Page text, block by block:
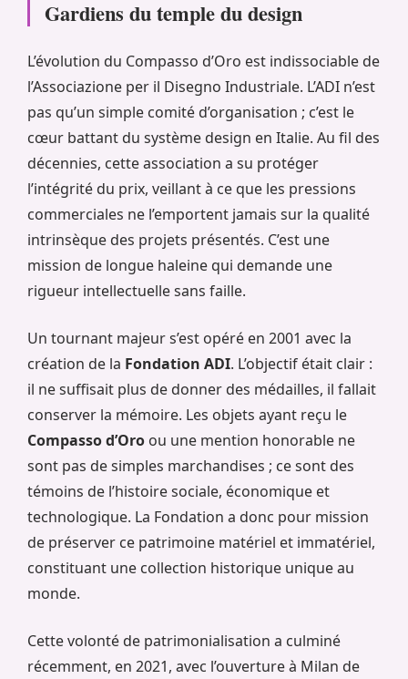
Gardiens du temple du design
L’évolution du Compasso d’Oro est indissociable de
l’Associazione per il Disegno Industriale. L’ADI n’est
pas qu’un simple comité d’organisation ; c’est le
cœur battant du système design en Italie. Au fil des
décennies, cette association a su protéger
l’intégrité du prix, veillant à ce que les pressions
commerciales ne l’emportent jamais sur la qualité
intrinsèque des projets présentés. C’est une
mission de longue haleine qui demande une
rigueur intellectuelle sans faille.
Un tournant majeur s’est opéré en 2001 avec la
création de la Fondation ADI. L’objectif était clair :
il ne suffisait plus de donner des médailles, il fallait
conserver la mémoire. Les objets ayant reçu le
Compasso d’Oro ou une mention honorable ne
sont pas de simples marchandises ; ce sont des
témoins de l’histoire sociale, économique et
technologique. La Fondation a donc pour mission
de préserver ce patrimoine matériel et immatériel,
constituant une collection historique unique au
monde.
Cette volonté de patrimonialisation a culminé
récemment, en 2021, avec l’ouverture à Milan de